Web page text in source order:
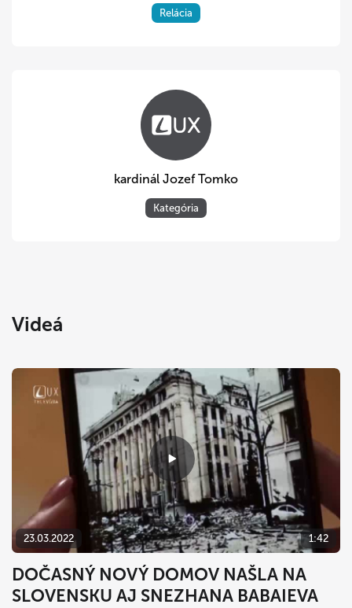
Relácia
kardinál Jozef Tomko
Kategória
Videá
23.03.2022 1:42
DOČASNÝ NOVÝ DOMOV NAŠLA NA
SLOVENSKU AJ SNEZHANA BABAIEVA